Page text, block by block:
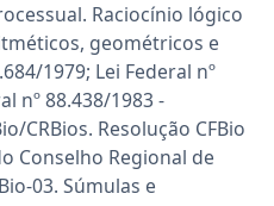
Raciocínio lógico
geométricos e
1979; Lei Federal nº
nº 88.438/1983 -
CRBios. Resolução CFBio
Conselho Regional de
03. Súmulas e